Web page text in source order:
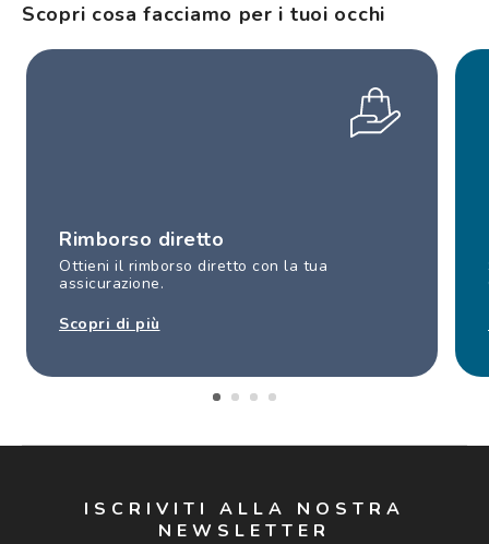
Scopri cosa facciamo per i tuoi occhi
Rimborso diretto
Ottieni il rimborso diretto con la tua
assicurazione.
Scopri di più
ISCRIVITI ALLA NOSTRA
NEWSLETTER